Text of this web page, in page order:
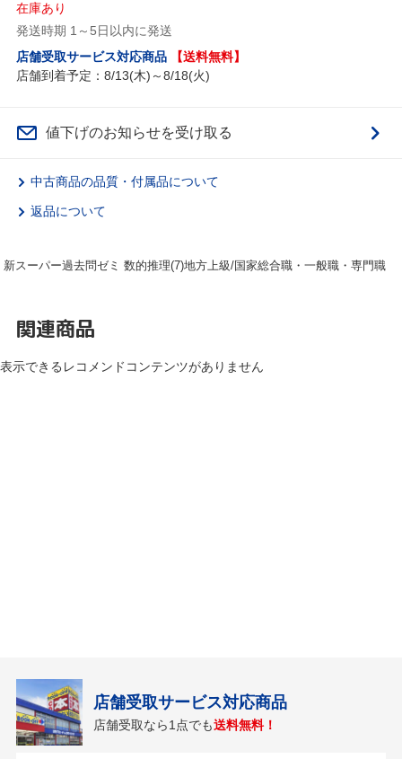
在庫あり
発送時期 1～5日以内に発送
店舗受取サービス対応商品
【送料無料】
店舗到着予定：8/13(木)～8/18(火)
値下げのお知らせを受け取る
中古商品の品質・付属品について
返品について
スーパー過去問ゼミ 数的推理(7)地方上級/国家総合職・一般職・専門職
関連商品
表示できるレコメンドコンテンツがありません
店舗受取サービス対応商品
店舗受取なら1点でも送料無料！